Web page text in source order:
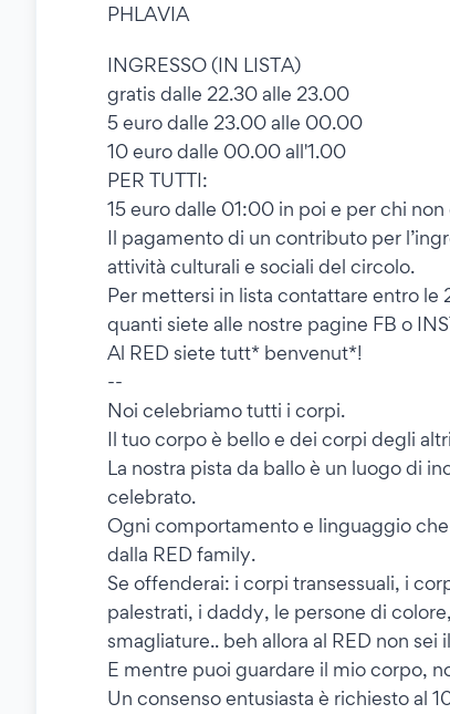
PHLAVIA
INGRESSO (IN LISTA)
gratis dalle 22.30 alle 23.00
5 euro dalle 23.00 alle 00.00
10 euro dalle 00.00 all'1.00
PER TUTTI:
15 euro dalle 01:00 in poi e per chi non
Il pagamento di un contributo per
attività culturali e sociali del circolo.
Per mettersi in lista contattare entro le
quanti siete alle nostre pagine FB o
Al RED siete tutt* benvenut*!
--
Noi celebriamo tutti i corpi.
Il tuo corpo è bello e dei corpi degli
La nostra pista da ballo è un luogo di
celebrato.
Ogni comportamento e linguaggio che
dalla RED family.
Se offenderai: i corpi transessuali, i
palestrati, i daddy, le persone di
smagliature.. beh allora al RED non sei
E mentre puoi guardare il mio corpo,
Un consenso entusiasta è richiesto al